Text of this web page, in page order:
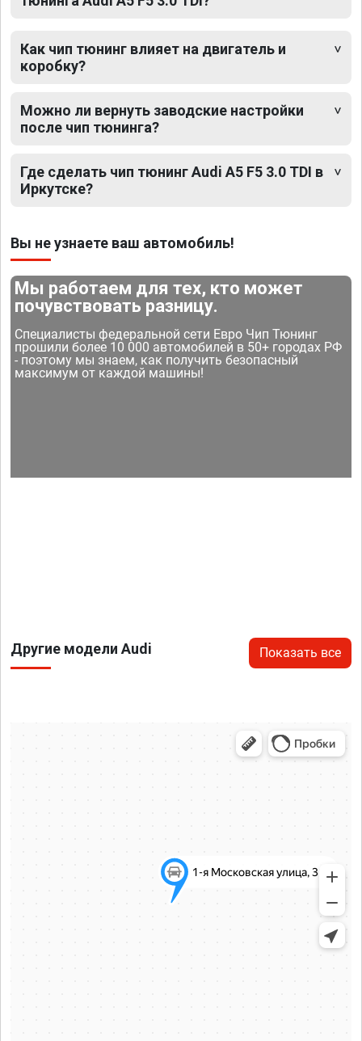
Как чип тюнинг влияет на двигатель и
коробку?
Можно ли вернуть заводские настройки
после чип тюнинга?
Где сделать чип тюнинг Audi A5 F5 3.0 TDI в
Иркутске?
Вы не узнаете ваш автомобиль!
Мы работаем для тех, кто может
почувствовать разницу.
Специалисты федеральной сети Евро Чип Тюнинг
прошили более 10 000 автомобилей в 50+ городах РФ
- поэтому мы знаем, как получить безопасный
максимум от каждой машины!
Другие модели Audi Показать все